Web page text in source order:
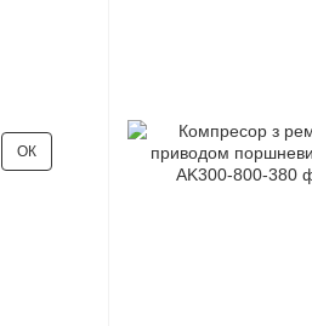
ОК